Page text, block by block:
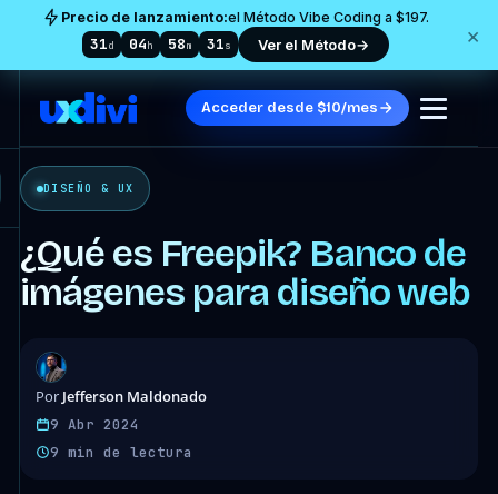
Precio de lanzamiento:el Método Vibe Coding a $197.
31d 04h 58m 28s Ver el Método→ ×
Acceder desde $10/mes
DISEÑO & UX
¿Qué es Freepik? Banco de
imágenes para diseño web
Por Jefferson Maldonado
9 Abr 2024
9 min de lectura